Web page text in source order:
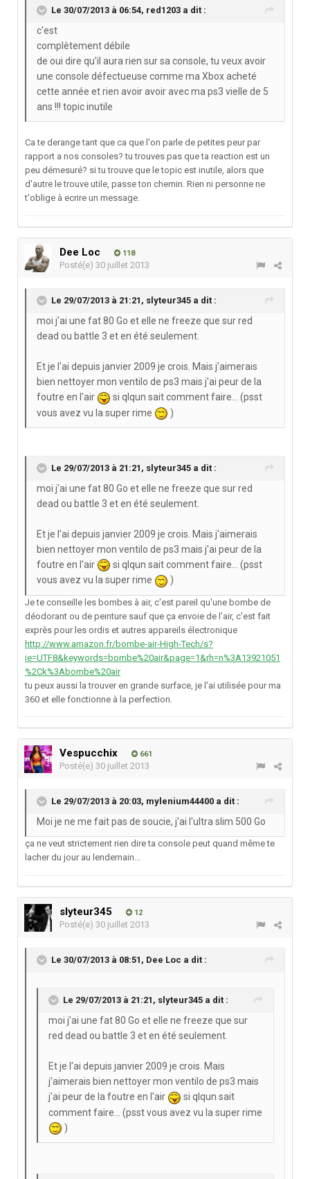
Le 30/07/2013 à 06:54, red1203 a dit :
c'est
complètement débile
de oui dire qu'il aura rien sur sa console, tu veux avoir
une console défectueuse comme ma Xbox acheté
cette année et rien avoir avoir avec ma ps3 vielle de 5
ans !!! topic inutile
Ca te derange tant que ca que l'on parle de petites peur par
rapport a nos consoles? tu trouves pas que ta reaction est un
peu démesuré? si tu trouve que le topic est inutile, alors que
d'autre le trouve utile, passe ton chemin. Rien ni personne ne
t'oblige à ecrire un message.
Dee Loc 118
Posté(e) 30 juillet 2013
Le 29/07/2013 à 21:21, slyteur345 a dit :
moi j'ai une fat 80 Go et elle ne freeze que sur red
dead ou battle 3 et en été seulement.
Et je l'ai depuis janvier 2009 je crois. Mais j'aimerais
bien nettoyer mon ventilo de ps3 mais j'ai peur de la
foutre en l'air
si qlqun sait comment faire... (psst
vous avez vu la super rime
)
Le 29/07/2013 à 21:21, slyteur345 a dit :
moi j'ai une fat 80 Go et elle ne freeze que sur red
dead ou battle 3 et en été seulement.
Et je l'ai depuis janvier 2009 je crois. Mais j'aimerais
bien nettoyer mon ventilo de ps3 mais j'ai peur de la
foutre en l'air
si qlqun sait comment faire... (psst
vous avez vu la super rime
)
Je te conseille les bombes à air, c'est pareil qu'une bombe de
déodorant ou de peinture sauf que ça envoie de l'air, c'est fait
exprès pour les ordis et autres appareils électronique
http://www.amazon.fr/bombe-air-High-Tech/s?
ie=UTF8&keywords=bombe%20air&page=1&rh=n%3A13921051
%2Ck%3Abombe%20air
tu peux aussi la trouver en grande surface, je l'ai utilisée pour ma
360 et elle fonctionne à la perfection.
Vespucchix 661
Posté(e) 30 juillet 2013
Le 29/07/2013 à 20:03, mylenium44400 a dit :
Moi je ne me fait pas de soucie, j'ai l'ultra slim 500 Go
ça ne veut strictement rien dire ta console peut quand même te
lacher du jour au lendemain...
slyteur345 12
Posté(e) 30 juillet 2013
Le 30/07/2013 à 08:51, Dee Loc a dit :
Le 29/07/2013 à 21:21, slyteur345 a dit :
moi j'ai une fat 80 Go et elle ne freeze que sur
red dead ou battle 3 et en été seulement.
Et je l'ai depuis janvier 2009 je crois. Mais
j'aimerais bien nettoyer mon ventilo de ps3 mais
j'ai peur de la foutre en l'air
si qlqun sait
comment faire... (psst vous avez vu la super rime
)